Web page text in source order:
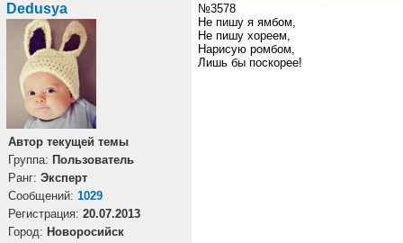
Dedusya
Автор текущей темы
Группа: Пользователь
Ранг: Эксперт
Cообщений: 1029
Регистрация: 20.07.2013
Город: Новоросийск
№3578
Не пишу я ямбом,
Не пишу хореем,
Нарисую ромбом,
Лишь бы поскорее!